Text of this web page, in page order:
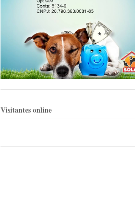
Visitantes online